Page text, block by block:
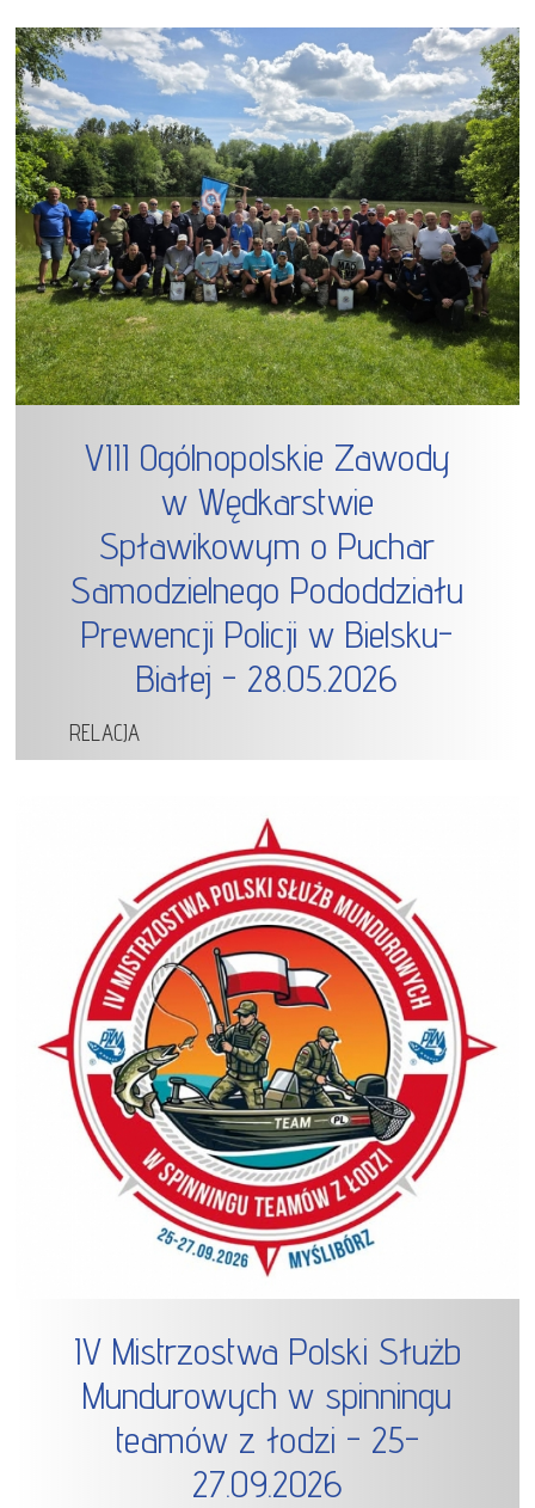
VIII Ogólnopolskie Zawody
w Wędkarstwie
Spławikowym o Puchar
Samodzielnego Pododdziału
Prewencji Policji w Bielsku-
Białej - 28.05.2026
RELACJA
IV Mistrzostwa Polski Służb
Mundurowych w spinningu
teamów z łodzi - 25-
27.09.2026